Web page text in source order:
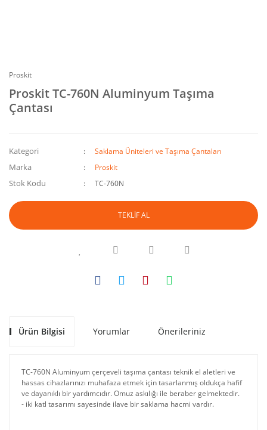
Proskit
Proskit TC-760N Aluminyum Taşıma
Çantası
Kategori Saklama Üniteleri ve Taşıma Çantaları
Marka Proskit
Stok Kodu TC-760N
TEKLİF AL
Ürün Bilgisi Yorumlar Önerileriniz
TC-760N Aluminyum çerçeveli taşıma çantası teknik el aletleri ve
hassas cihazlarınızı muhafaza etmek için tasarlanmış oldukça hafif
ve dayanıklı bir yardımcıdır. Omuz askılığı ile beraber gelmektedir.
- iki katl tasarımı sayesinde ilave bir saklama hacmi vardır.